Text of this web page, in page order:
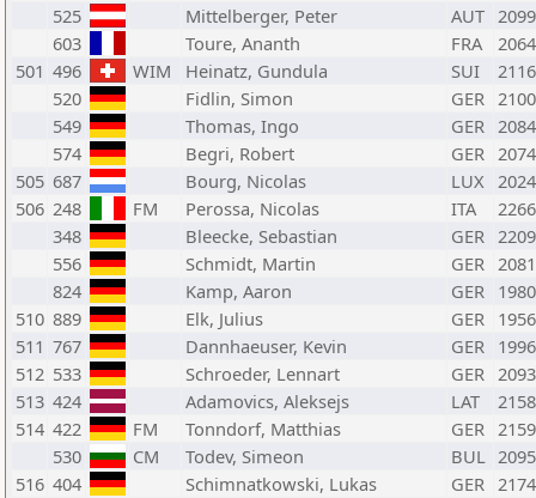
525
Mittelberger, Peter AUT 2099
603
Toure, Ananth FRA
2064
501 496 WIM Heinatz, Gundula SUI
2116
520
Fidlin, Simon GER 2100
549
Thomas, Ingo GER 2084
574
Begri, Robert GER 2074
505 687 Bourg, Nicolas LUX 2024
506 248 FM Perossa, Nicolas ITA
2266
348
Bleecke, Sebastian GER 2209
556
Schmidt, Martin GER 2081
824
Kamp, Aaron GER 1980
510 889 Elk, Julius GER 1956
511 767 Dannhaeuser, Kevin GER 1996
512 533 Schroeder, Lennart GER 2093
513 424 Adamovics, Aleksejs LAT
2158
514 422 FM Tonndorf, Matthias GER 2159
530
CM Todev, Simeon BUL 2095
516 404 Schimnatkowski, Lukas GER 2174